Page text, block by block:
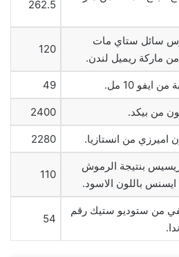
262.5
سائل ستاي مات
120
ايفو 10 مل. 49
من بيكد. 2400
اميرزي من انستازيا. 2280
بنتيجة الرموش
باللون الاسود.
110
من ستوديو ستيك رقم
54